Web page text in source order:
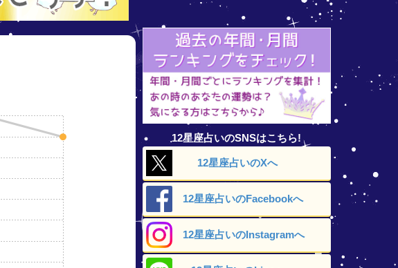
12星座占いのSNSはこちら!
12星座占いのXへ
12星座占いのFacebookへ
12星座占いのInstagramへ